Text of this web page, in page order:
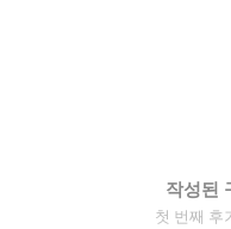
작성된
첫 번째 후